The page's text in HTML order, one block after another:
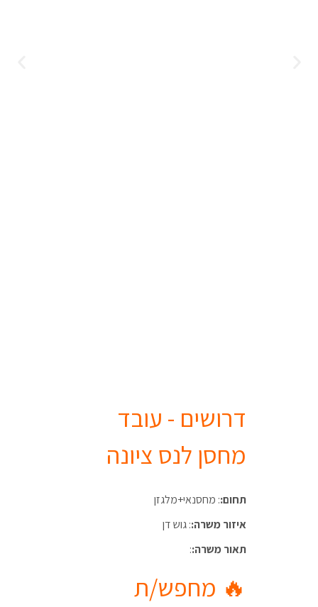
דרושים - עובד
מחסן לנס ציונה
תחום:: מחסנאי+מלגזן
איזור משרה:: גוש דן
תאור משרה::
🔥 מחפש/ת